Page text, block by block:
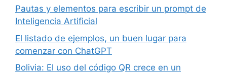
Pautas y elementos para escribir un prompt de
Inteligencia Artificial
El listado de ejemplos, un buen lugar para
comenzar con ChatGPT
Bolivia: El uso del código QR crece en un